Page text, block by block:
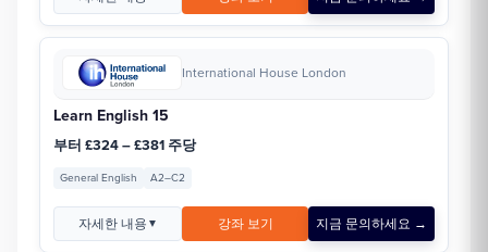
International House London
Learn English 15
부터 £324 – £381 주당
General English A2–C2
자세한 내용 ▼ 강좌 보기 지금 문의하세요 →